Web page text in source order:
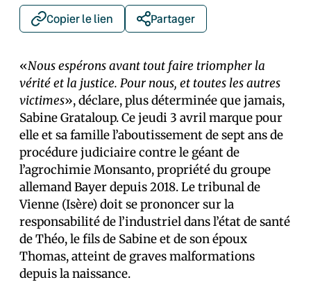
Copier le lien Partager
«Nous espérons avant tout faire triompher la
vérité et la justice. Pour nous, et toutes les autres
victimes», déclare, plus déterminée que jamais,
Sabine Grataloup. Ce jeudi 3 avril marque pour
elle et sa famille l’aboutissement de sept ans de
procédure judiciaire contre le géant de
l’agrochimie Monsanto, propriété du groupe
allemand Bayer depuis 2018. Le tribunal de
Vienne (Isère) doit se prononcer sur la
responsabilité de l’industriel dans l’état de santé
de Théo, le fils de Sabine et de son époux
Thomas, atteint de graves malformations
depuis la naissance.